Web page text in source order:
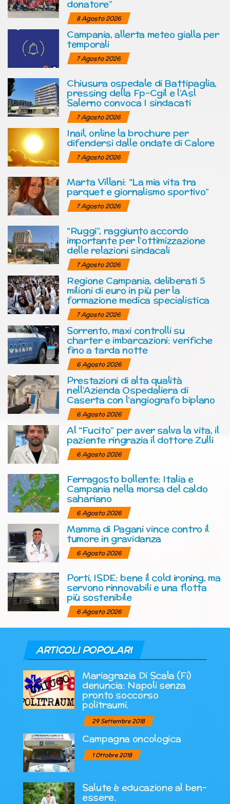
donatore”
8 Agosto 2026
Campania, allerta meteo gialla per
temporali
7 Agosto 2026
Chiusura ospedale di Battipaglia,
pressing della Fp-Cgil e l’Asl
Salerno convoca I sindacati
7 Agosto 2026
Inail, online la brochure per
difendersi dalle ondate di Calore
7 Agosto 2026
Marta Villani: “La mia vita tra
parquet e giornalismo sportivo”
7 Agosto 2026
“Ruggi”, raggiunto accordo
importante per l’ottimizzazione
delle relazioni sindacali
7 Agosto 2026
Regione Campania, deliberati 5
milioni di euro in più per la
formazione medica specialistica
7 Agosto 2026
Sorrento, maxi controlli su
charter e imbarcazioni: verifiche
fino a tarda notte
6 Agosto 2026
Prestazioni di alta qualità
nell’Azienda Ospedaliera di
Caserta con l’angiografo biplano
6 Agosto 2026
Al “Fucito” per aver salva la vita, il
paziente ringrazia il dottore Zulli
6 Agosto 2026
Ferragosto bollente: Italia e
Campania nella morsa del caldo
sahariano
6 Agosto 2026
Mamma di Pagani vince contro il
tumore in gravidanza
6 Agosto 2026
Porti, ISDE: bene il cold ironing, ma
servono rinnovabili e una flotta
più sostenibile
6 Agosto 2026
ARTICOLI POPOLARI
Mariagrazia Di Scala (Fi)
denuncia: Napoli senza
pronto soccorso
politraumi.
29 Settembre 2018
Campagna oncologica
1 Ottobre 2018
Salute è educazione al ben-
essere.